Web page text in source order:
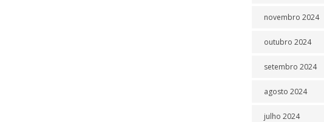
novembro 2024
outubro 2024
setembro 2024
agosto 2024
julho 2024